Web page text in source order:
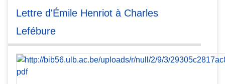
Lettre d'Émile Henriot à Charles
Lefébure